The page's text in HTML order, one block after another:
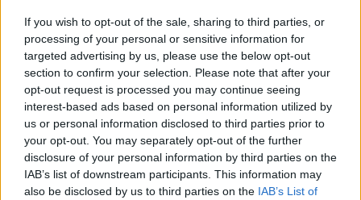
If you wish to opt-out of the sale, sharing to third parties, or
processing of your personal or sensitive information for
targeted advertising by us, please use the below opt-out
section to confirm your selection. Please note that after your
opt-out request is processed you may continue seeing
interest-based ads based on personal information utilized by
us or personal information disclosed to third parties prior to
your opt-out. You may separately opt-out of the further
disclosure of your personal information by third parties on the
IAB’s list of downstream participants. This information may
also be disclosed by us to third parties on the IAB’s List of
Susiję straipsniai